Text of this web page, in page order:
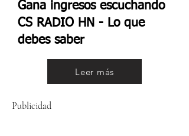
Gana ingresos escuchando
CS RADIO HN - Lo que
debes saber
Leer más
Publicidad